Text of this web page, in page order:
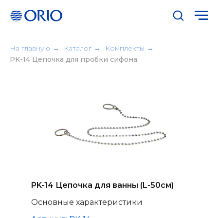
На главную → Каталог → Комплекты →
PK-14 Цепочка для пробки сифона
Основные характеристики
PK-14 Цепочка для ванны (L-50см)